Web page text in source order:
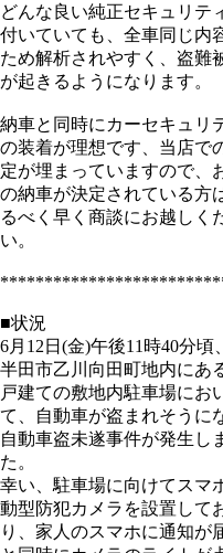
どんな良い純正セキュリテ
付いていても、全車同じ内
ため解析されやすく、盗難
が起きるようになります。
納車と同時にカーセキュリ
の装着が理想です、当店で
定が埋まっていますので、
の納車が決定されている方
るべく早く商談にお越しく
い。
■状況
6月12日(金)午後11時40分頃、
半田市乙川向田町地内にあ
戸建ての敷地内駐車場にお
て、自動車が盗まれそうに
自動車盗未遂事件が発生し
た。
幸い、駐車場に向けてスマ
動型防犯カメラを設置して
り、家人のスマホに通知が